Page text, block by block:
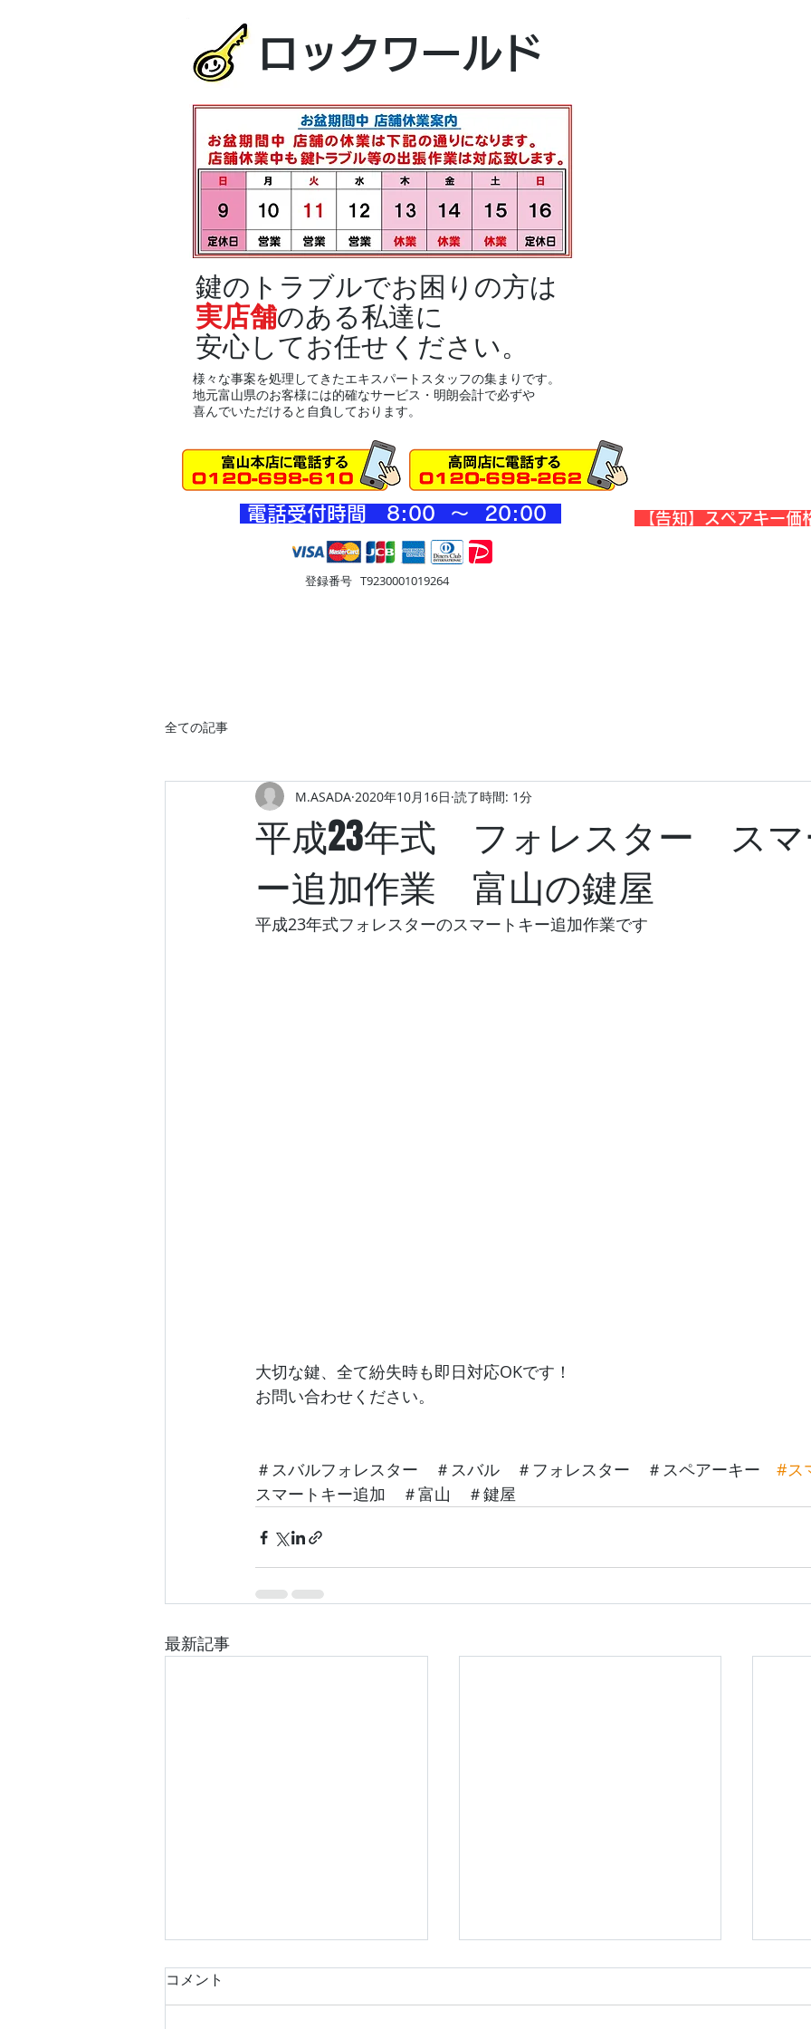
ロックワールド
鍵のトラブルでお困りの方は
実店舗のある私達に
安心してお任せください。
様々な事案を処理してきたエキスパートスタッフの集まりです。
地元富山県のお客様には的確なサービス・明朗会計で必ずや
喜んでいただけると自負しております。
​電話受付時間 8:00 ～ 20:00 【告知】スペアキー
登録番号 T9230001019264
全ての記事
平成23年式 フォレスター スマ
ー追加作業 富山の鍵屋
M.ASADA 2020年10月16日 読了時間: 1分
平成23年式フォレスターのスマートキー追加作業です
大切な鍵、全て紛失時も即日対応OKです！
お問い合わせください。
＃スバルフォレスター　＃スバル　＃フォレスター　＃スペアーキー #ス
スマートキー追加　＃富山　＃鍵屋
最新記事
コメント